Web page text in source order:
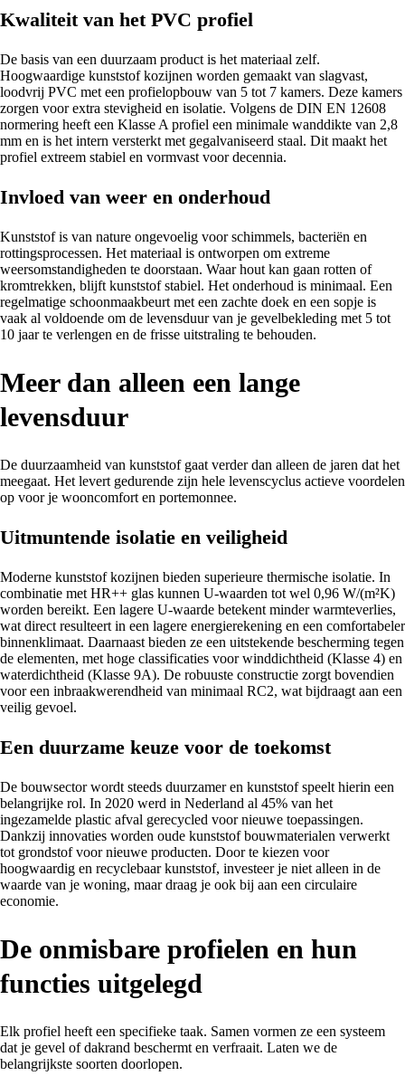
Kwaliteit van het PVC profiel
De basis van een duurzaam product is het materiaal zelf.
Hoogwaardige kunststof kozijnen worden gemaakt van slagvast,
loodvrij PVC met een profielopbouw van 5 tot 7 kamers. Deze kamers
zorgen voor extra stevigheid en isolatie. Volgens de DIN EN 12608
normering heeft een Klasse A profiel een minimale wanddikte van 2,8
mm en is het intern versterkt met gegalvaniseerd staal. Dit maakt het
profiel extreem stabiel en vormvast voor decennia.
Invloed van weer en onderhoud
Kunststof is van nature ongevoelig voor schimmels, bacteriën en
rottingsprocessen. Het materiaal is ontworpen om extreme
weersomstandigheden te doorstaan. Waar hout kan gaan rotten of
kromtrekken, blijft kunststof stabiel. Het onderhoud is minimaal. Een
regelmatige schoonmaakbeurt met een zachte doek en een sopje is
vaak al voldoende om de levensduur van je gevelbekleding met 5 tot
10 jaar te verlengen en de frisse uitstraling te behouden.
Meer dan alleen een lange
levensduur
De duurzaamheid van kunststof gaat verder dan alleen de jaren dat het
meegaat. Het levert gedurende zijn hele levenscyclus actieve voordelen
op voor je wooncomfort en portemonnee.
Uitmuntende isolatie en veiligheid
Moderne kunststof kozijnen bieden superieure thermische isolatie. In
combinatie met HR++ glas kunnen U-waarden tot wel 0,96 W/(m²K)
worden bereikt. Een lagere U-waarde betekent minder warmteverlies,
wat direct resulteert in een lagere energierekening en een comfortabeler
binnenklimaat. Daarnaast bieden ze een uitstekende bescherming tegen
de elementen, met hoge classificaties voor winddichtheid (Klasse 4) en
waterdichtheid (Klasse 9A). De robuuste constructie zorgt bovendien
voor een inbraakwerendheid van minimaal RC2, wat bijdraagt aan een
veilig gevoel.
Een duurzame keuze voor de toekomst
De bouwsector wordt steeds duurzamer en kunststof speelt hierin een
belangrijke rol. In 2020 werd in Nederland al 45% van het
ingezamelde plastic afval gerecycled voor nieuwe toepassingen.
Dankzij innovaties worden oude kunststof bouwmaterialen verwerkt
tot grondstof voor nieuwe producten. Door te kiezen voor
hoogwaardig en recyclebaar kunststof, investeer je niet alleen in de
waarde van je woning, maar draag je ook bij aan een circulaire
economie.
De onmisbare profielen en hun
functies uitgelegd
Elk profiel heeft een specifieke taak. Samen vormen ze een systeem
dat je gevel of dakrand beschermt en verfraait. Laten we de
belangrijkste soorten doorlopen.